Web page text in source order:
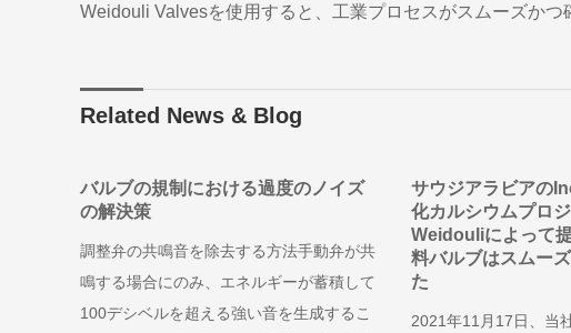
Weidouli Valvesを使用すると、工業プロセスがスムーズかつ
Related News & Blog
バルブの規制における過度のノイズ
の解決策
調整弁の共鳴音を除去する方法手動弁が共
鳴する場合にのみ、エネルギーが蓄積して
100デシベルを超える強い音を生成するこ
サウジアラビアの
化カルシウムプロ
Weidouliによって
料バルブはスムー
た
2021年11月17日、当